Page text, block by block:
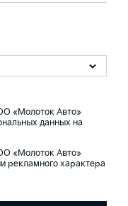
«Молоток Авто»
данных на
«Молоток Авто»
рекламного характера